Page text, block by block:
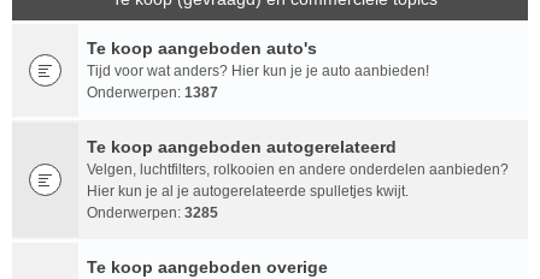
Te koop aangeboden auto's
Tijd voor wat anders? Hier kun je je auto aanbieden!
Onderwerpen: 1387
Te koop aangeboden autogerelateerd
Velgen, luchtfilters, rolkooien en andere onderdelen aanbieden?
Hier kun je al je autogerelateerde spulletjes kwijt.
Onderwerpen: 3285
Te koop aangeboden overige